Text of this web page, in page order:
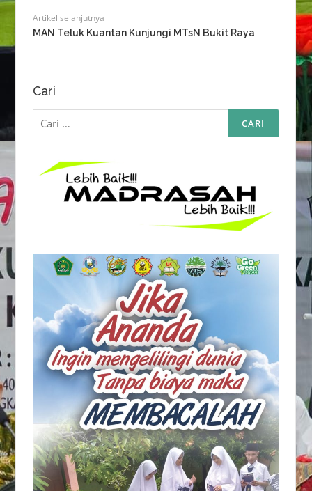
Artikel selanjutnya
MAN Teluk Kuantan Kunjungi MTsN Bukit Raya
Cari
Cari
untuk: